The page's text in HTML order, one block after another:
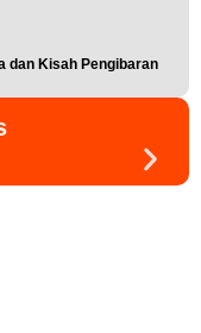
dan Kisah Pengibaran